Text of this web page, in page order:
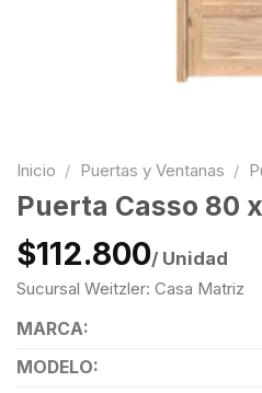
Inicio / Puertas y Ventanas /
Puerta Casso 80
$112.800/ Unidad
Sucursal Weitzler: Casa Matriz
MARCA:
MODELO: